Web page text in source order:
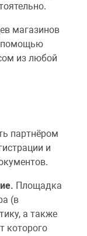
магазинов
помощью
из любой
партнёром
и
Площадка
(в
а также
которого